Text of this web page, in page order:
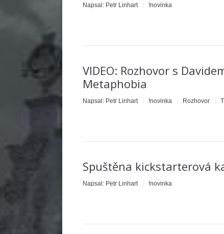
Napsal: Petr Linhart !novinka
VIDEO: Rozhovor s
Metaphobia
Napsal: Petr Linhart !novinka Rozhovor
Spuštěna kickstarterová
Napsal: Petr Linhart !novinka